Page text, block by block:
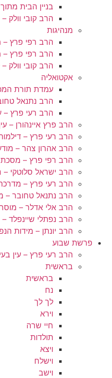
בניין הבית
הרב קובי וולק
מנהיגות
הרב רפי פרץ –
הרב רפי פרץ –
הרב קובי וולק
אקטואליה
עמדת תורת
הרב נתנאל
הרב רעי פרץ –
הרב פרץ איינהורן –
הרב רעי פרץ –
הרב אהרון צהר –
הרב רפי פרץ –
הרב ישראל סלוטקי –
הרב רעי פרץ –
הרב נתנאל טחובר –
הרב אלי אדלר – מוסר
הרב נפתלי שיינפלד
הרב יונתן – מידות
פרשת שבוע
הרב רעי פרץ – עין
בראשית
בראשית
נח
לך לך
וירא
חיי שרה
תולדות
ויצא
וישלח
וישב